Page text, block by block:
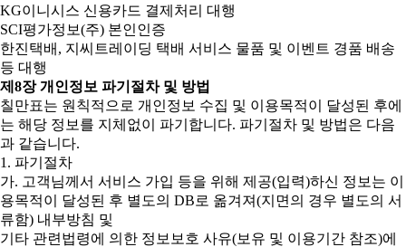
KG이니시스 신용카드 결제처리 대행
SCI평가정보(주) 본인인증
한진택배, 지씨트레이딩 택배 서비스 물품 및 이벤트 경품 배송
등 대행
제8장 개인정보 파기절차 및 방법
칠만표는 원칙적으로 개인정보 수집 및 이용목적이 달성된 후에
는 해당 정보를 지체없이 파기합니다. 파기절차 및 방법은 다음
과 같습니다.
1. 파기절차
가. 고객님께서 서비스 가입 등을 위해 제공(입력)하신 정보는 이
용목적이 달성된 후 별도의 DB로 옮겨져(지면의 경우 별도의 서
류함) 내부방침 및
기타 관련법령에 의한 정보보호 사유(보유 및 이용기간 참조)에